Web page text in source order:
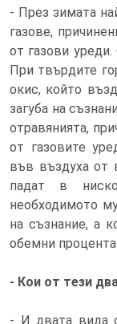
- През зимата
газове,
от газови уреди.
При твърдите
окис, който
загуба на
отравянията,
от газовите
във въздуха от
падат в
необходимото
на съзнание, а
обемни
- Кои от тези
- И двата вида